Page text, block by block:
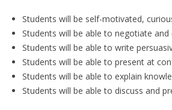
Students will be self-motivated,
Students will be able to negotiate and
Students will be able to write
Students will be able to present at
Students will be able to explain
Students will be able to discuss and